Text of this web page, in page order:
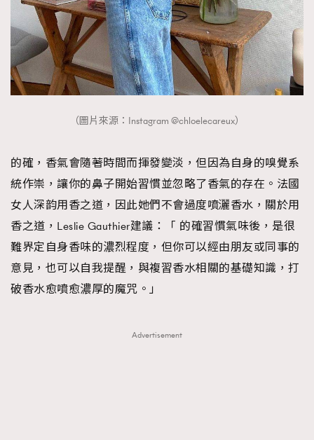
（圖片來源：Instagram @chloelecareux）
的確，香氣會隨著時間而揮發變淡，但因為自身的嗅覺系
統作崇，讓你的鼻子開始習慣並忽略了香氣的存在。法國
女人深韵用香之道，因此她們不會過度噴灑香水，關於用
香之道，Leslie Gauthier建議：「 的確習慣氣味後，是很
難界定自身香味的濃烈程度，但你可以經由朋友或同事的
意見，也可以自我提醒，與複習香水相關的基礎知識，打
破香水愈噴愈濃厚的魔咒。」
Advertisement